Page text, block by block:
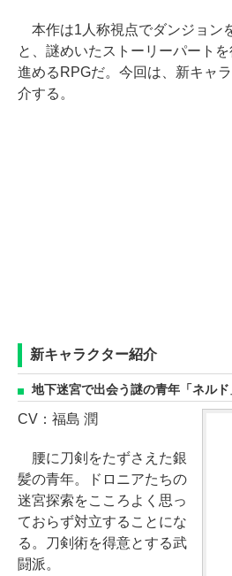
本作は1人称視点でダンジョン
と、謎めいたストーリーパート
進めるRPGだ。今回は、新キャ
介する。
新キャラクター紹介
地下迷宮で出会う謎の青年「ネルド
CV：福島 潤
腰に刀剣をたずさえた銀
髪の青年。ドロニアたちの
迷宮探索をこころよく思っ
ておらず対立することにな
る。刀剣術を得意とする武
闘派。